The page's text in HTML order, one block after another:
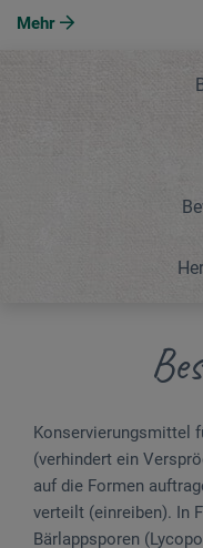
Mehr
Konservierungsmittel
(verhindert ein
auf die Formen
verteilt (einreiben). In
Bärlappsporen